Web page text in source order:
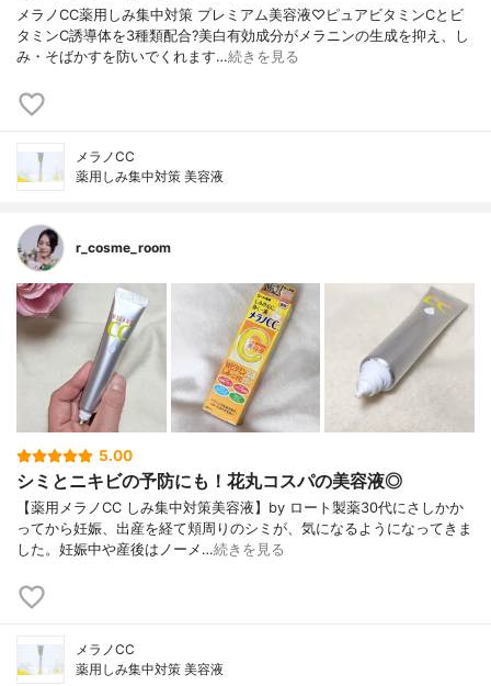
メラノCC薬用しみ集中対策 プレミアム美容液♡ピュアビタミンCとビ
タミンC誘導体を3種類配合?美白有効成分がメラニンの生成を抑え、し
み・そばかすを防いでくれます…続きを見る
メラノCC
薬用しみ集中対策 美容液
r_cosme_room
5.00
シミとニキビの予防にも！花丸コスパの美容液◎
【薬用メラノCC しみ集中対策美容液】by ロート製薬30代にさしかか
ってから妊娠、出産を経て頬周りのシミが、気になるようになってきま
した。妊娠中や産後はノーメ…続きを見る
メラノCC
薬用しみ集中対策 美容液